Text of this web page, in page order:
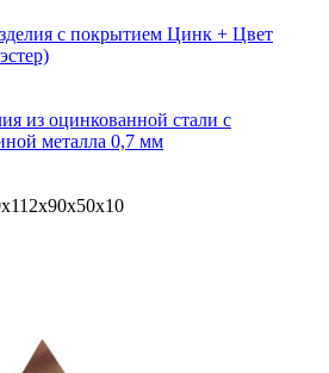
с покрытием Цинк + Цвет
из оцинкованной стали с
металла 0,7 мм